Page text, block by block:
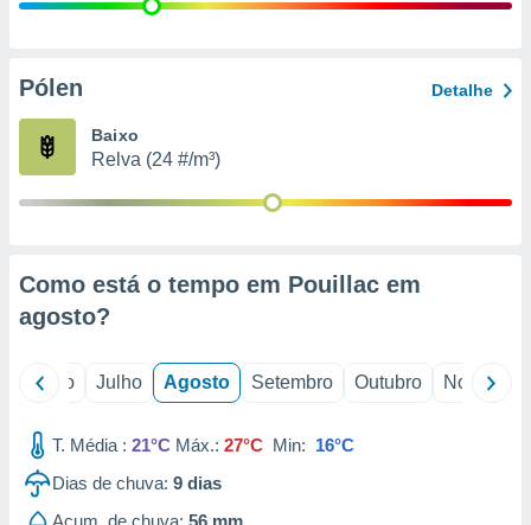
e
de
Pólen Detalhe
Baixo
Relva (24 #/m³)
Como está o tempo em Pouillac em
agosto?
Junho Julho Agosto Setembro Outubro Novembro
T. Média : 21°C Máx.: 27°C Min: 16°C
Dias de chuva: 9 dias
Acum. de chuva: 56 mm